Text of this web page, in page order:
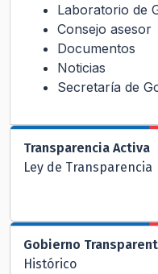
Laboratorio de
Consejo asesor
Documentos
Noticias
Secretaría de
Transparencia Activa
Ley de Transparencia
Gobierno
Histórico